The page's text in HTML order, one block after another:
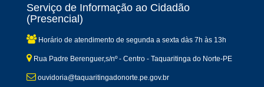
Serviço de Informação ao Cidadão
(Presencial)
Horário de atendimento de segunda a sexta dàs 7h às 13h
Rua Padre Berenguer,s/nº - Centro - Taquaritinga do Norte-PE
ouvidoria@taquaritingadonorte.pe.gov.br